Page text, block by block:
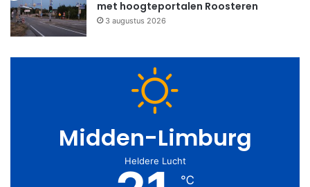
met hoogteportalen Roosteren
3 augustus 2026
Midden-Limburg
Heldere Lucht
℃